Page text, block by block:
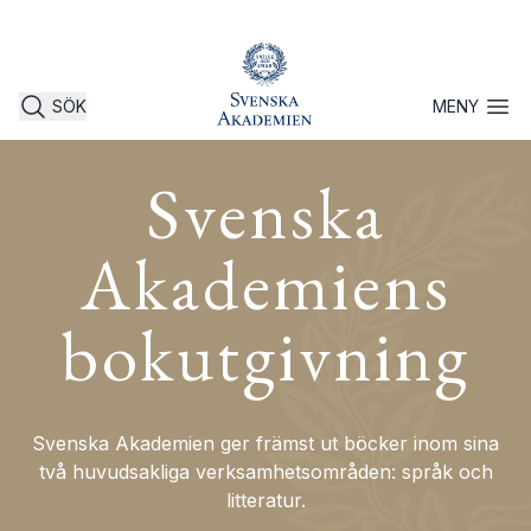
SÖK MENYÖppna
Svenska
Akademiens
bokutgivning
Svenska Akademien ger främst ut böcker inom sina
två huvudsakliga verksamhetsområden: språk och
litteratur.